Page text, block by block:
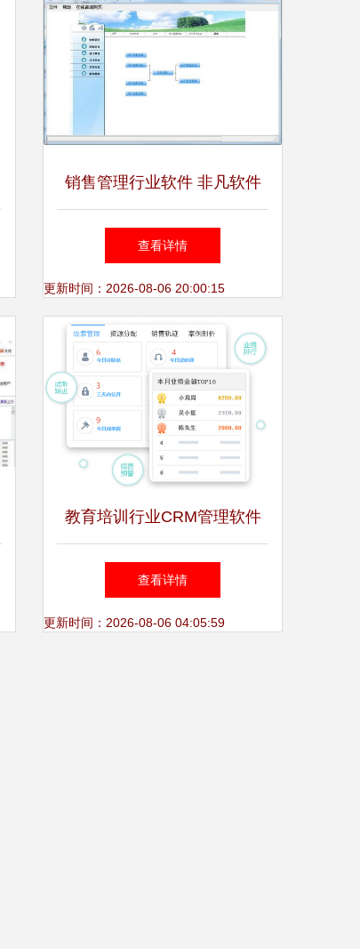
销售管理行业软件 非凡软件
站的卓越之选
查看详情
更新时间：2026-08-06 20:00:15
教育培训行业CRM管理软件
一键外拨，高效销售课程的新
利器
查看详情
更新时间：2026-08-06 04:05:59